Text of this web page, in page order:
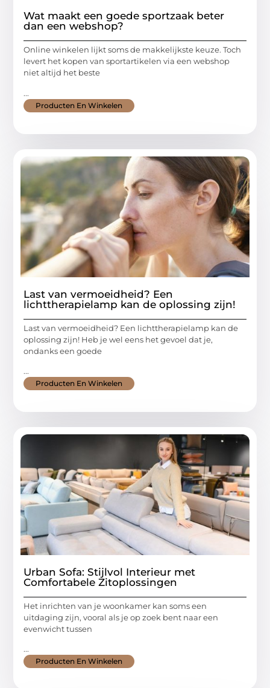
Wat maakt een goede sportzaak beter
dan een webshop?
Online winkelen lijkt soms de makkelijkste keuze. Toch
levert het kopen van sportartikelen via een webshop
niet altijd het beste
...
Producten En Winkelen
Last van vermoeidheid? Een
lichttherapielamp kan de oplossing zijn!
Last van vermoeidheid? Een lichttherapielamp kan de
oplossing zijn! Heb je wel eens het gevoel dat je,
ondanks een goede
...
Producten En Winkelen
Urban Sofa: Stijlvol Interieur met
Comfortabele Zitoplossingen
Het inrichten van je woonkamer kan soms een
uitdaging zijn, vooral als je op zoek bent naar een
evenwicht tussen
...
Producten En Winkelen